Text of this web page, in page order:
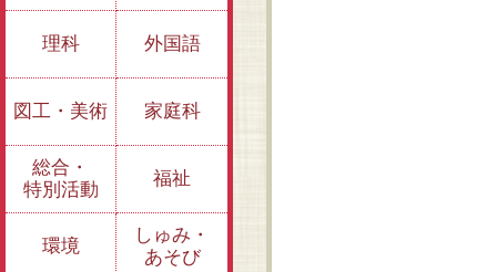
理科 外国語
図工・美術 家庭科
総合・
特別活動
福祉
環境
しゅみ・
あそび